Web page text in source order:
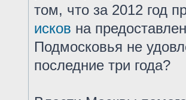
том, что за 2012 год
исков на
Подмосковья не
последние три года?